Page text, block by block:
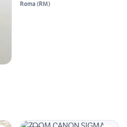
Roma (RM)